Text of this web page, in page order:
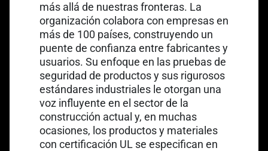
más allá de nuestras fronteras. La
organización colabora con empresas en
más de 100 países, construyendo un
puente de confianza entre fabricantes y
usuarios. Su enfoque en las pruebas de
seguridad de productos y sus rigurosos
estándares industriales le otorgan una
voz influyente en el sector de la
construcción actual y, en muchas
ocasiones, los productos y materiales
con certificación UL se especifican en